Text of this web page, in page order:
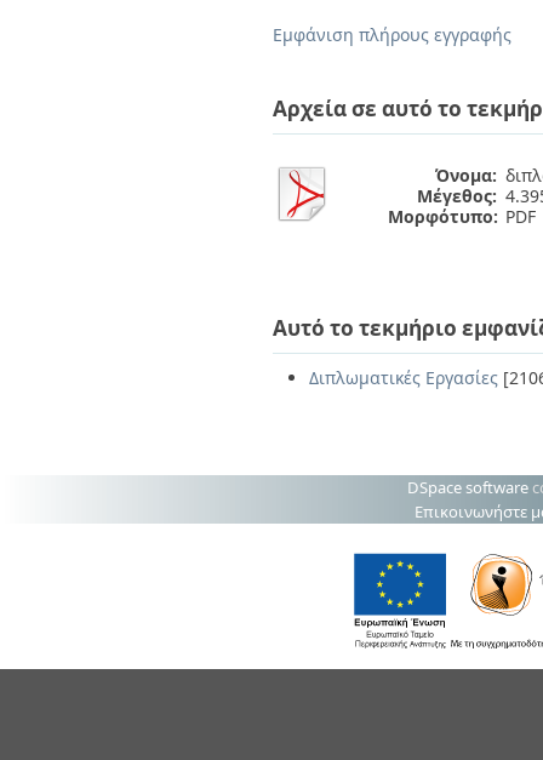
Εμφάνιση πλήρους εγγραφής
Αρχεία σε αυτό το
Όνομα:
Μέγεθος:
Μορφότυπο: PDF
Αυτό το τεκμήριο
Διπλωματικές Εργασίες
DSpace software
Επικοινωνήστε